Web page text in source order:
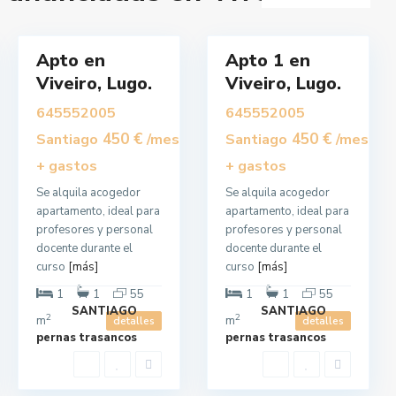
Apto en
Viveiro, Lugo.
645552005
Santiago 450 € /mes
+ gastos
Se alquila acogedor
apartamento, ideal para
profesores y personal
docente durante el
curso [más]
1
1
55
m2 detalles
SANTIAGO
pernas trasancos
Apto 1 en
Viveiro, Lugo.
645552005
Santiago 450 € /mes
+ gastos
Se alquila acogedor
apartamento, ideal para
profesores y personal
docente durante el
curso [más]
1
1
55
m2 detalles
SANTIAGO
pernas trasancos
V
i
r
S
a
n
P
d
r
,
V
i
r